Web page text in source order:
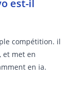
est-il
compétition. il
et met en
en ia.